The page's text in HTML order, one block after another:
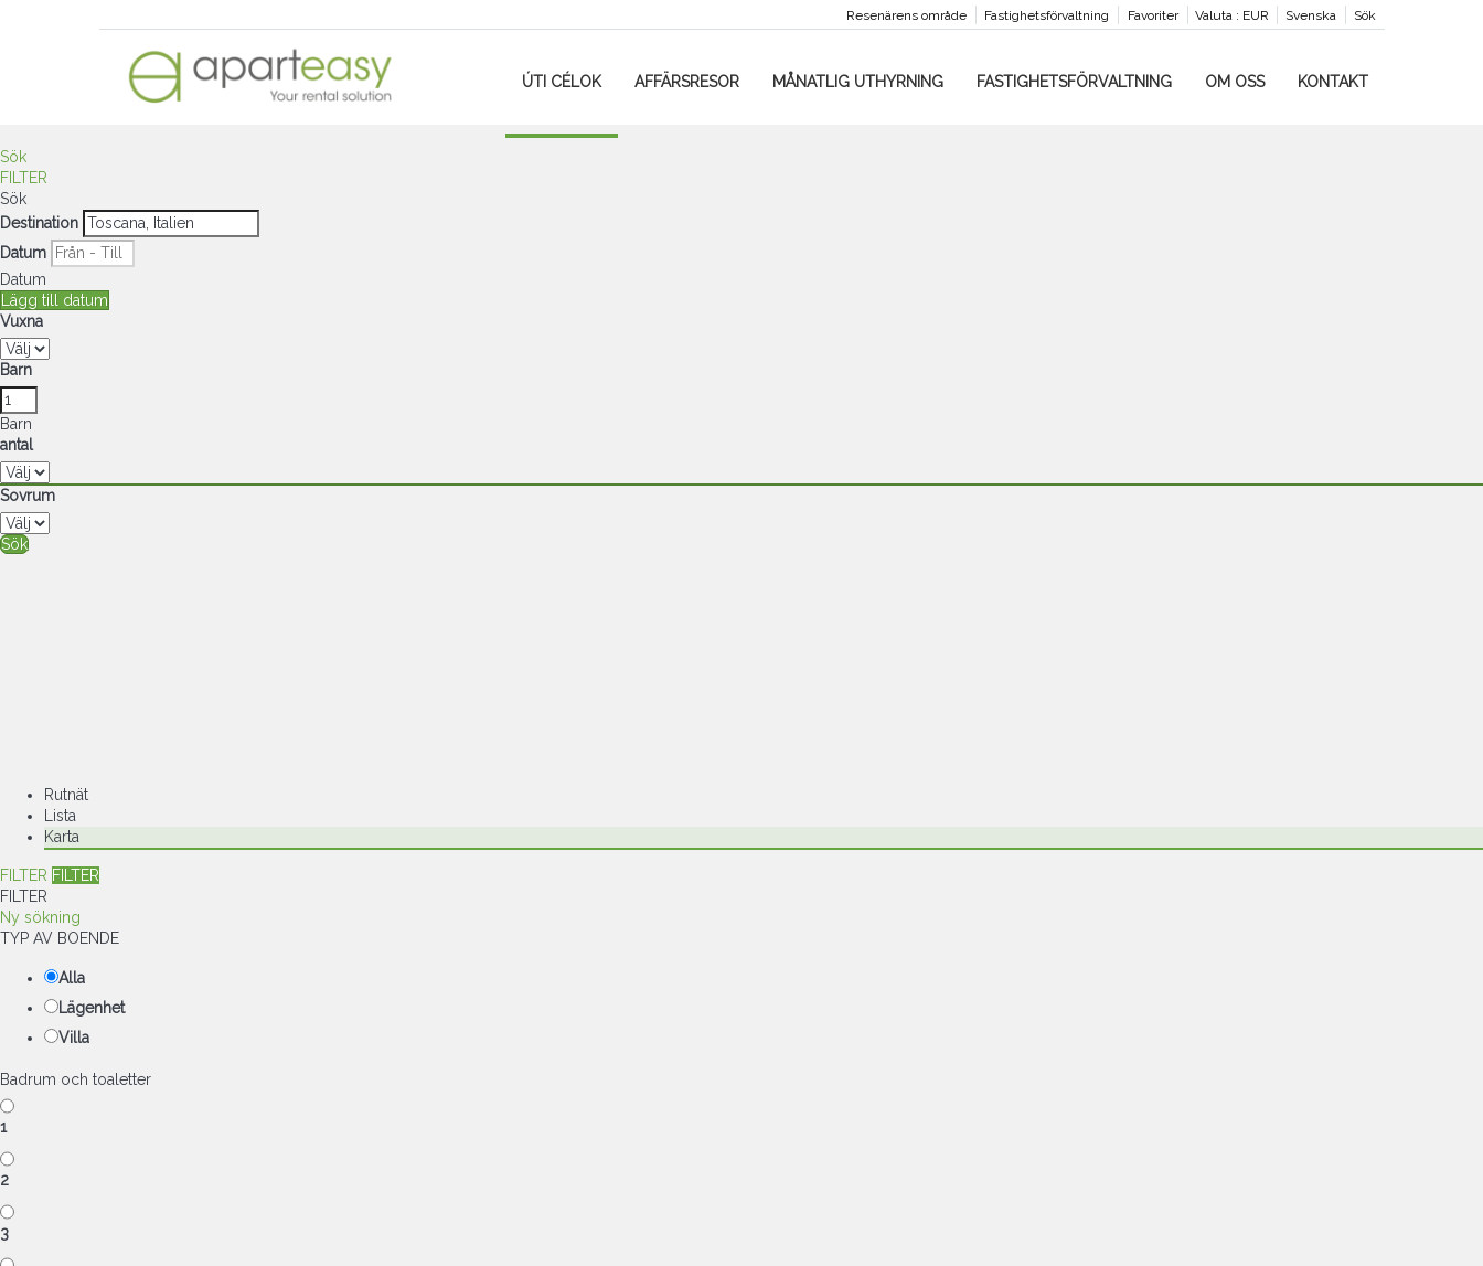
Sök
Svenska
Valuta : EUR
Favoriter
Fastighetsförvaltning
Resenärens område
ÚTI CÉLOK AFFÄRSRESOR MÅNATLIG UTHYRNING FASTIGHETSFÖRVALTNING OM OSS KONTAKT
Sök
FILTER
Sök
Destination
Datum
Datum
Lägg till datum
Vuxna
Barn
Barn
antal
Sovrum
Sök
Rutnät
Lista
Karta
FILTER FILTER
FILTER
Ny sökning
TYP AV BOENDE
Alla
Lägenhet
Villa
Badrum och toaletter
1
2
3